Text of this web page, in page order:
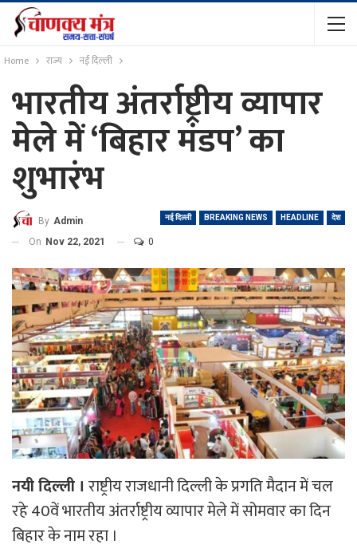
Home राज्य नई दिल्ली
भारतीय अंतर्राष्ट्रीय व्यापार
मेले में ‘बिहार मंडप’ का
शुभारंभ
नई दिल्ली BREAKING NEWS HEADLINE देश
By Admin
On Nov 22, 2021 0
नयी दिल्ली । राष्ट्रीय राजधानी दिल्ली के प्रगति मैदान में चल
रहे 40वें भारतीय अंतर्राष्ट्रीय व्यापार मेले में सोमवार का दिन
बिहार के नाम रहा ।